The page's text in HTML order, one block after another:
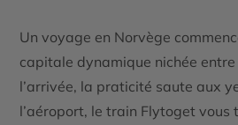
Unvoyage en Norvège
capitale dynamique nichée
l’arrivée, la praticité saute aux
l’aéroport, le train Flytoget